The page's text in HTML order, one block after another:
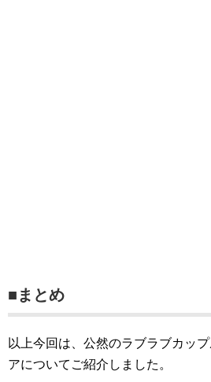
■まとめ
以上今回は、公然のラブラブカッ
アについてご紹介しました。